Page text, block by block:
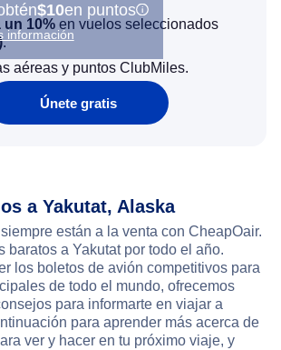
$10en puntos
información
un 10% en vuelos seleccionados
.
aéreas y puntos ClubMiles.
Únete gratis
a Yakutat, Alaska
están a la venta con CheapOair.
baratos a Yakutat por todo el año.
los boletos de avión competitivos para
de todo el mundo, ofrecemos
para informarte en viajar a
para aprender más acerca de
ver y hacer en tu próximo viaje, y